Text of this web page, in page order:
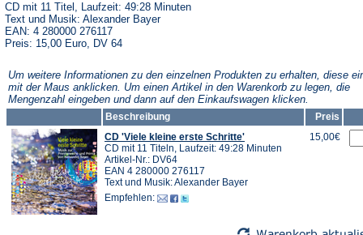
CD mit 11 Titel, Laufzeit: 49:28 Minuten
Text und Musik: Alexander Bayer
EAN: 4 280000 276117
Preis: 15,00 Euro, DV 64
Um weitere Informationen zu den einzelnen Produkten zu erhalten, diese
mit der Maus anklicken. Um einen Artikel in den Warenkorb zu legen, die
Mengenzahl eingeben und dann auf den Einkaufswagen klicken.
Beschreibung
Preis
CD 'Viele kleine erste Schritte'
CD mit 11 Titeln, Laufzeit: 49:28 Minuten
Artikel-Nr.: DV64
EAN 4 280000 276117
Text und Musik: Alexander Bayer
Empfehlen:
15,00€